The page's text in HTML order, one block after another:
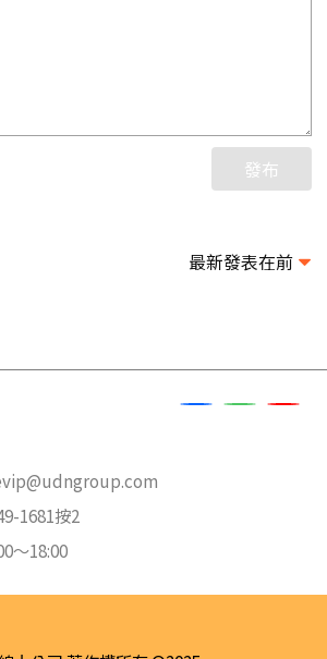
發布
最新發表在前
1681按2
～18:00